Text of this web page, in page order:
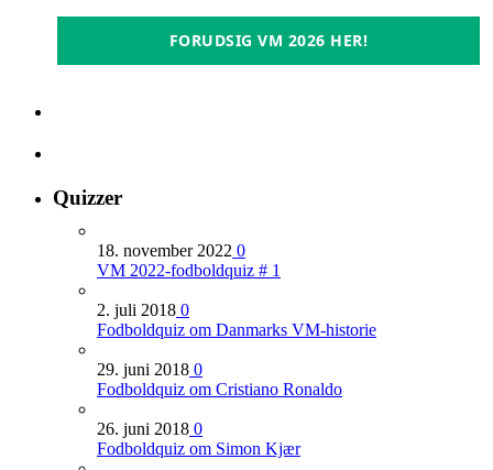
FORUDSIG VM 2026 HER!
Quizzer
18. november 2022 0
VM 2022-fodboldquiz # 1
2. juli 2018 0
Fodboldquiz om Danmarks VM-historie
29. juni 2018 0
Fodboldquiz om Cristiano Ronaldo
26. juni 2018 0
Fodboldquiz om Simon Kjær